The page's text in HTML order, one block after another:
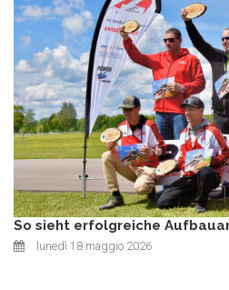
So sieht erfolgreiche
lunedì 18 maggio 2026